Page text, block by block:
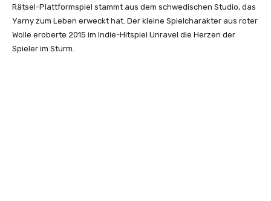
Rätsel-Plattformspiel stammt aus dem schwedischen Studio, das
Yarny zum Leben erweckt hat. Der kleine Spielcharakter aus roter
Wolle eroberte 2015 im Indie-Hitspiel Unravel die Herzen der
Spieler im Sturm.